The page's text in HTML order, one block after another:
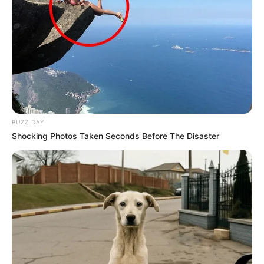
Dinosaurierausstellungen und Urzeittiere
Eisenbahnmuseen
Filmmuseen und Filmparks
Modelleisenbahnausstellungen
Museumseisenbahnen und Dampflokfahrten
Technikmuseen und Luftfahrtausstellungen
Höhlen und Besucherbergwerke
Wilder Westen und Westernstädte
Parkanlagen mit Miniaturausstellungen
Archäologische Museen und Ausstellungen
Erlebnisausflüge
Eintrittskarten für beliebte
Sehenswürdigkeiten und Museen im Internet erworben
BUZZ DAY
Shocking Photos Taken Seconds Before The Disaster